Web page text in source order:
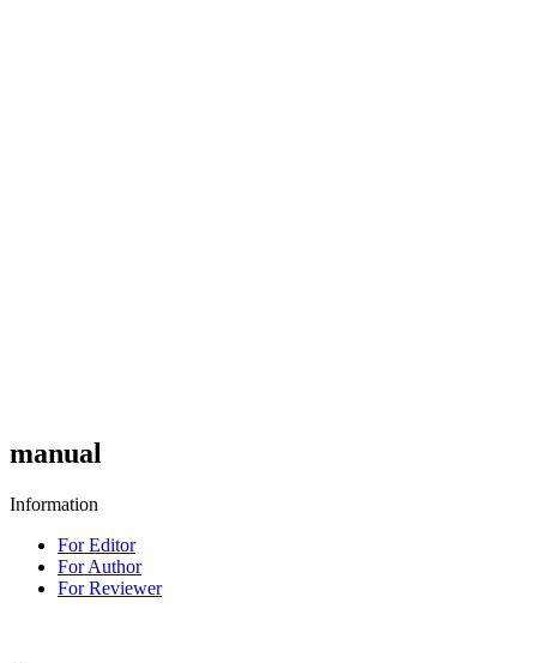
manual
Information
For Editor
For Author
For Reviewer